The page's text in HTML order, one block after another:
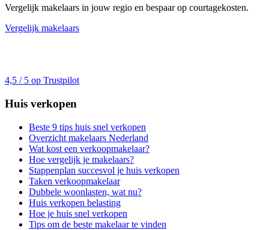
Vergelijk makelaars in jouw regio en bespaar op courtagekosten.
Vergelijk makelaars
4,5 / 5 op Trustpilot
Huis verkopen
Beste 9 tips huis snel verkopen
Overzicht makelaars Nederland
Wat kost een verkoopmakelaar?
Hoe vergelijk je makelaars?
Stappenplan succesvol je huis verkopen
Taken verkoopmakelaar
Dubbele woonlasten, wat nu?
Huis verkopen belasting
Hoe je huis snel verkopen
Tips om de beste makelaar te vinden